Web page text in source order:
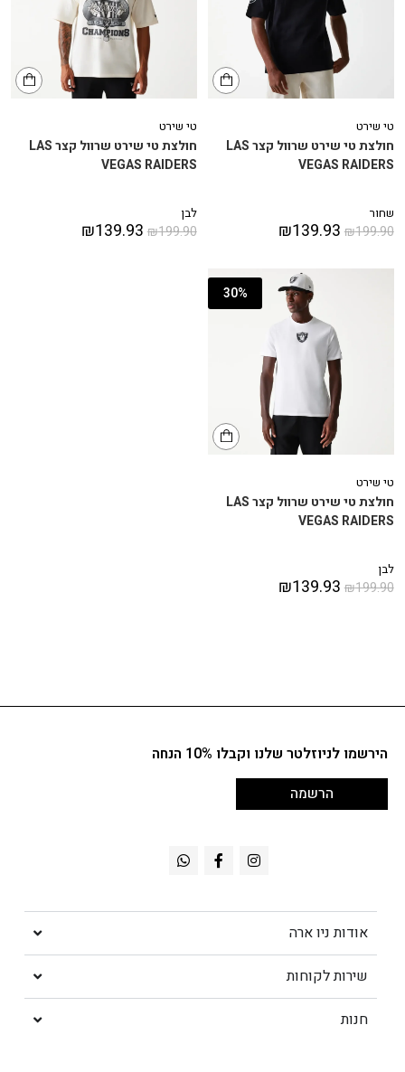
טי שירט
חולצת טי שירט שרוול קצר LAS
VEGAS RAIDERS
שחור
₪199.90
₪139.93
טי שירט
חולצת טי שירט שרוול קצר LAS
VEGAS RAIDERS
לבן
₪199.90
₪139.93
30%
טי שירט
חולצת טי שירט שרוול קצר LAS
VEGAS RAIDERS
לבן
₪199.90
₪139.93
הירשמו לניוזלטר שלנו וקבלו 10% הנחה
הרשמה
אודות ניו ארה
שירות לקוחות
חנות